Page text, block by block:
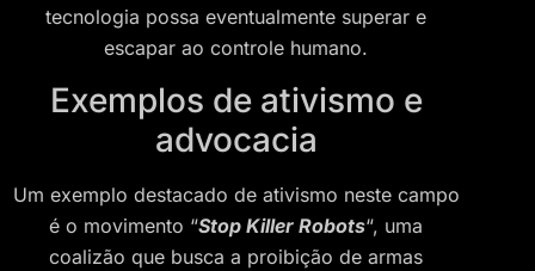
tecnologia possa eventualmente superar e
escapar ao controle humano.
Exemplos de ativismo e
advocacia
Um exemplo destacado de ativismo neste campo
é o movimento “Stop Killer Robots“, uma
coalizão que busca a proibição de armas